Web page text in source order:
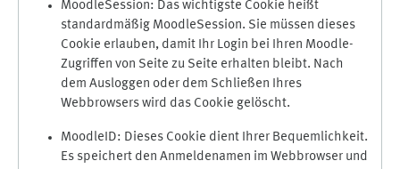
MoodleSession: Das wichtigste Cookie heißt
standardmäßig MoodleSession. Sie müssen dieses
Cookie erlauben, damit Ihr Login bei Ihren Moodle-
Zugriffen von Seite zu Seite erhalten bleibt. Nach
dem Ausloggen oder dem Schließen Ihres
Webbrowsers wird das Cookie gelöscht.
MoodleID: Dieses Cookie dient Ihrer Bequemlichkeit.
Es speichert den Anmeldenamen im Webbrowser und